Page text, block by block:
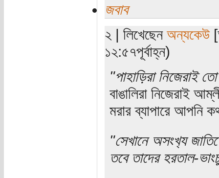
জবাব
২ | লিখেছেন অন্যকেউ
১২:৫৭পূর্বাহ্ন)
"পাহাড়িরা নিজেরাই
বাঙালিরা নিজেরাই
মরার ব্যাপারে আপনি
"সেখানে অসংখ‌্য
তবে তাদের হরতাল-